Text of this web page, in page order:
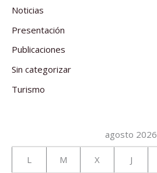
Noticias
Presentación
Publicaciones
Sin categorizar
Turismo
agosto 2026
L M X J